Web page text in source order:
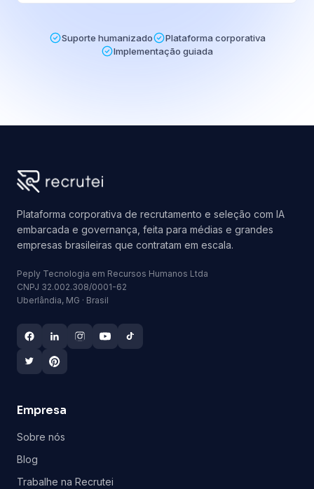
Suporte humanizado
Plataforma corporativa
Implementação guiada
Plataforma corporativa de recrutamento e seleção com IA
embarcada e governança, feita para médias e grandes
empresas brasileiras que contratam em escala.
Peply Tecnologia em Recursos Humanos Ltda
CNPJ 32.002.308/0001-62
Uberlândia, MG · Brasil
Empresa
Sobre nós
Blog
Trabalhe na Recrutei